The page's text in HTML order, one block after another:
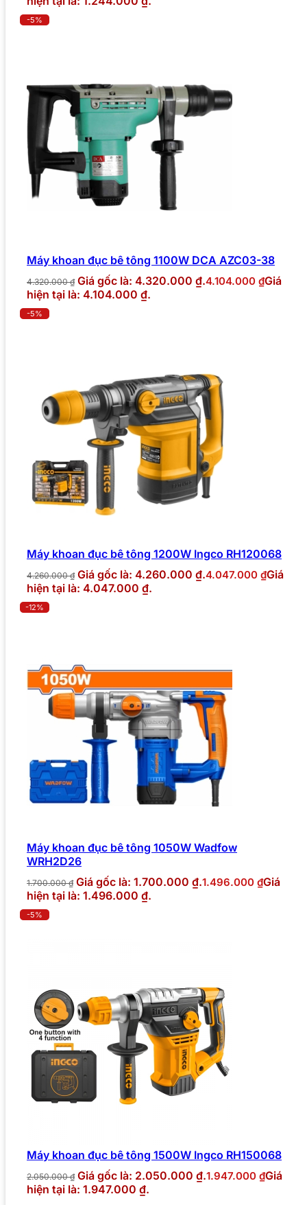
-5%
Máy khoan đục bê tông 1100W DCA AZC03-38
4.320.000₫ Giá gốc là: 4.320.000 ₫.4.104.000 ₫Giá
hiện tại là: 4.104.000 ₫.
-5%
Máy khoan đục bê tông 1200W Ingco RH120068
4.260.000₫ Giá gốc là: 4.260.000 ₫.4.047.000 ₫Giá
hiện tại là: 4.047.000 ₫.
-12%
Máy khoan đục bê tông 1050W Wadfow
WRH2D26
1.700.000₫ Giá gốc là: 1.700.000 ₫.1.496.000 ₫Giá
hiện tại là: 1.496.000 ₫.
-5%
Máy khoan đục bê tông 1500W Ingco RH150068
2.050.000₫ Giá gốc là: 2.050.000 ₫.1.947.000 ₫Giá
hiện tại là: 1.947.000 ₫.